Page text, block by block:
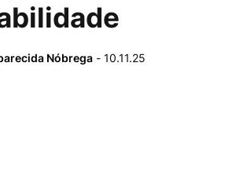
Nóbrega - 10.11.25